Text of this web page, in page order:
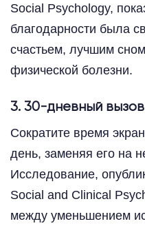
Social Psychology,
благодарности была
счастьем, лучшим
физической болезни.
3. 30-дневный
Сократите время
день, заменяя его на
Исследование,
Social and Clinical
между уменьшением